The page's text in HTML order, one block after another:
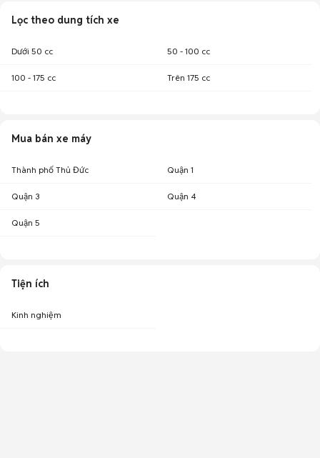
Lọc theo dung tích xe
Dưới 50 cc 50 - 100 cc
100 - 175 cc Trên 175 cc
Mua bán xe máy
Thành phố Thủ Đức Quận 1
Quận 3 Quận 4
Quận 5
Tiện ích
Kinh nghiệm